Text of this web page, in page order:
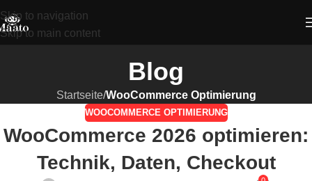
Skip to navigation
Skip to main content
Blog
Startseite/WooCommerce Optimierung
WOOCOMMERCE OPTIMIERUNG
WooCommerce 2026 optimieren:
Technik, Daten, Checkout